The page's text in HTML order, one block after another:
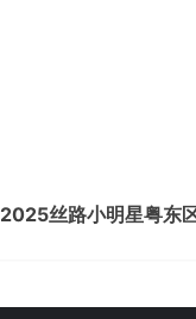
2025丝路小明星粤东